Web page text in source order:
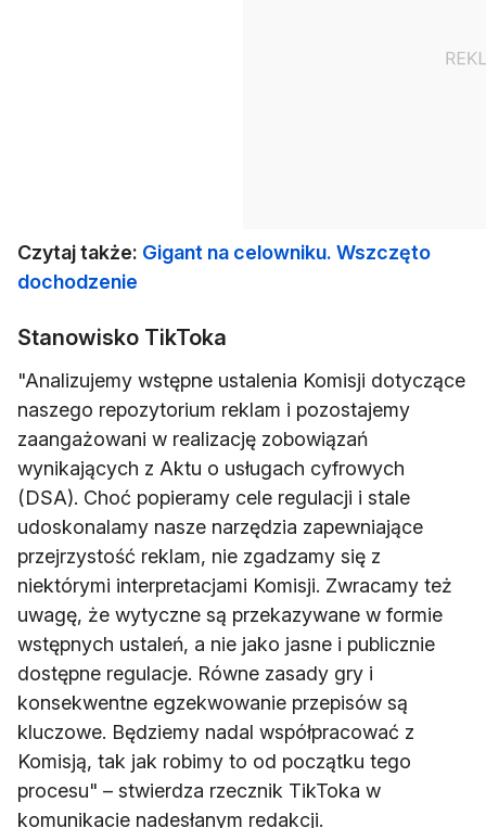
Czytaj także: Gigant na celowniku. Wszczęto
dochodzenie
Stanowisko TikToka
"Analizujemy wstępne ustalenia Komisji dotyczące
naszego repozytorium reklam i pozostajemy
zaangażowani w realizację zobowiązań
wynikających z Aktu o usługach cyfrowych
(DSA). Choć popieramy cele regulacji i stale
udoskonalamy nasze narzędzia zapewniające
przejrzystość reklam, nie zgadzamy się z
niektórymi interpretacjami Komisji. Zwracamy też
uwagę, że wytyczne są przekazywane w formie
wstępnych ustaleń, a nie jako jasne i publicznie
dostępne regulacje. Równe zasady gry i
konsekwentne egzekwowanie przepisów są
kluczowe. Będziemy nadal współpracować z
Komisją, tak jak robimy to od początku tego
procesu" – stwierdza rzecznik TikToka w
komunikacie nadesłanym redakcji.